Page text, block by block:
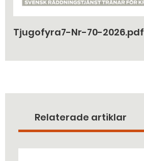
Tjugofyra7-Nr-70-2026.pdf
Relaterade artiklar